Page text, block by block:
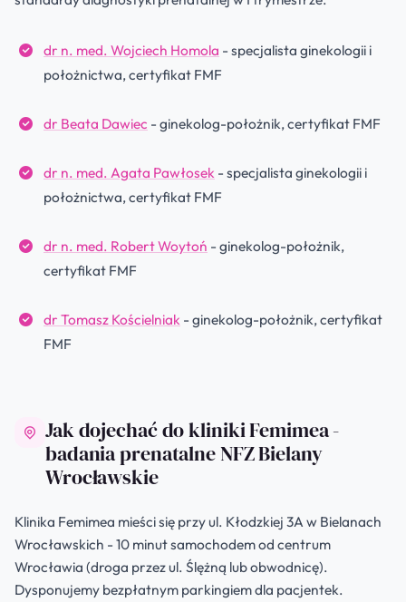
dr n. med. Wojciech Homola - specjalista ginekologii i
położnictwa, certyfikat FMF
dr Beata Dawiec - ginekolog-położnik, certyfikat FMF
dr n. med. Agata Pawłosek - specjalista ginekologii i
położnictwa, certyfikat FMF
dr n. med. Robert Woytoń - ginekolog-położnik,
certyfikat FMF
dr Tomasz Kościelniak - ginekolog-położnik, certyfikat
FMF
Jak dojechać do kliniki Femimea -
badania prenatalne NFZ Bielany
Wrocławskie
Klinika Femimea mieści się przy ul. Kłodzkiej 3A w Bielanach
Wrocławskich - 10 minut samochodem od centrum
Wrocławia (droga przez ul. Ślężną lub obwodnicę).
Dysponujemy bezpłatnym parkingiem dla pacjentek.